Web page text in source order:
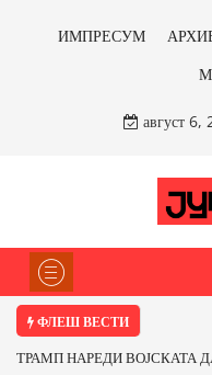
ИМПРЕСУМ
август 6,
ФЛЕШ ВЕСТИ
ТРАМП НАРЕДИ ВОЈСКАТА